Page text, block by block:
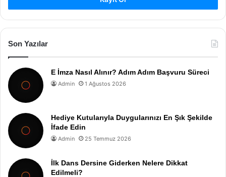
Son Yazılar
E İmza Nasıl Alınır? Adım Adım Başvuru Süreci
Admin 1 Ağustos 2026
Hediye Kutularıyla Duygularınızı En Şık Şekilde
İfade Edin
Admin 25 Temmuz 2026
İlk Dans Dersine Giderken Nelere Dikkat
Edilmeli?